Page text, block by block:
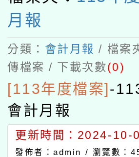
月報
分類： 會計月報 / 檔案
傳檔案 / 下載次數(0)
[113年度檔案] -
會計月報
更新時間：2024-10-
發佈者：admin / 瀏覽數：